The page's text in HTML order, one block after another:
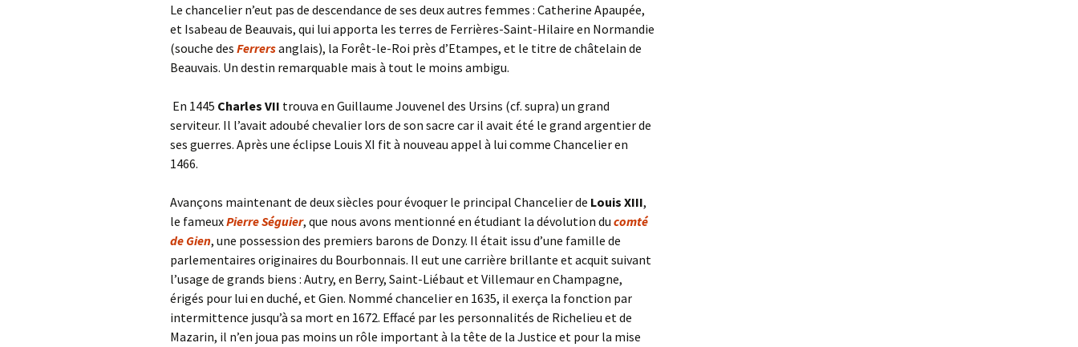
Le chancelier n’eut pas de descendance de ses deux autres femmes : Catherine Apaupée,
et Isabeau de Beauvais, qui lui apporta les terres de Ferrières-Saint-Hilaire en Normandie
(souche des Ferrersanglais), la Forêt-le-Roi près d’Etampes, et le titre de châtelain de
Beauvais. Un destin remarquable mais à tout le moins ambigu.
En 1445 Charles VII trouva en Guillaume Jouvenel des Ursins (cf. supra) un grand
serviteur. Il l’avait adoubé chevalier lors de son sacre car il avait été le grand argentier de
ses guerres. Après une éclipse Louis XI fit à nouveau appel à lui comme Chancelier en
1466.
Avançons maintenant de deux siècles pour évoquer le principal Chancelier de Louis XIII,
le fameuxPierre Séguier, que nous avons mentionné en étudiant la dévolution du comté
de Gien, une possession des premiers barons de Donzy. Il était issu d’une famille de
parlementaires originaires du Bourbonnais. Il eut une carrière brillante et acquit suivant
l’usage de grands biens : Autry, en Berry, Saint-Liébaut et Villemaur en Champagne,
érigés pour lui en duché, et Gien. Nommé chancelier en 1635, il exerça la fonction par
intermittence jusqu’à sa mort en 1672. Effacé par les personnalités de Richelieu et de
Mazarin, il n’en joua pas moins un rôle important à la tête de la Justice et pour la mise